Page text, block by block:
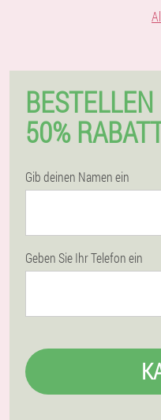
50%
Gib deinen Namen ein
Geben Sie Ihr Telefon ein